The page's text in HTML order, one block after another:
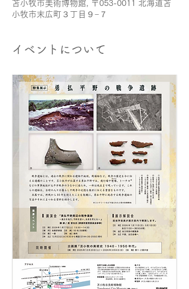
苫小牧市美術博物館, 〒053-0011 北海道苫
小牧市末広町３丁目９−７
イベントについて